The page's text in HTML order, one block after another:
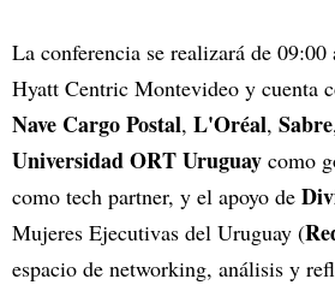
La conferencia se realizará de
Hyatt Centric Montevideo y cuenta
Nave Cargo Postal, L'Oréal, Sabre
Universidad ORT Uruguay como
como tech partner, y el apoyo de
Mujeres Ejecutivas del Uruguay (
espacio de networking, análisis y